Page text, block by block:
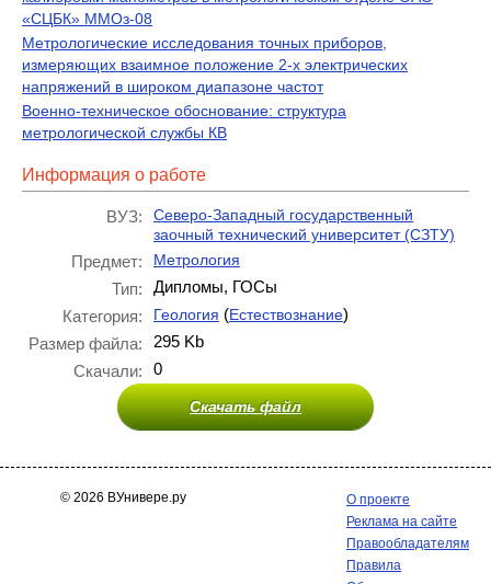
«СЦБК» ММОз-08
Метрологические исследования точных приборов,
измеряющих взаимное положение 2-х электрических
напряжений в широком диапазоне частот
Военно-техническое обоснование: структура
метрологической службы КВ
Информация о работе
ВУЗ:
Северо-Западный государственный
заочный технический университет (СЗТУ)
Предмет: Метрология
Тип:
Дипломы, ГОСы
Категория:
Геология (Естествознание)
Размер файла:
295 Kb
Скачали:
0
Скачать файл
© 2026 ВУнивере.ру
О проекте
Реклама на сайте
Правообладателям
Правила